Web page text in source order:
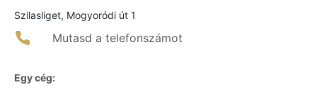
Szilasliget, Mogyoródi út 1
Mutasd a telefonszámot
Egy cég: